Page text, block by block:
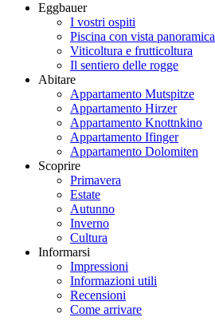
Eggbauer
I vostri ospiti
Piscina con vista panoramica
Viticoltura e frutticoltura
Il sentiero delle rogge
Abitare
Appartamento Mutspitze
Appartamento Hirzer
Appartamento Knottnkino
Appartamento Ifinger
Appartamento Dolomiten
Scoprire
Primavera
Estate
Autunno
Inverno
Cultura
Informarsi
Impressioni
Informazioni utili
Recensioni
Come arrivare